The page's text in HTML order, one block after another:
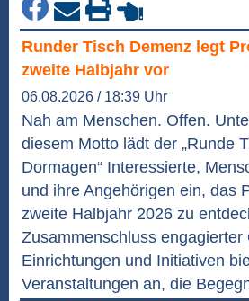
Runder Tisch Demenz legt
zweite Halbjahr vor
06.08.2026 / 18:39 Uhr
Nah am Menschen. Offen.
diesem Motto lädt der „Runde
Dormagen“ Interessierte,
und ihre Angehörigen ein, das
zweite Halbjahr 2026 zu
Zusammenschluss engagierter
Einrichtungen und Initiativen
Veranstaltungen an, die